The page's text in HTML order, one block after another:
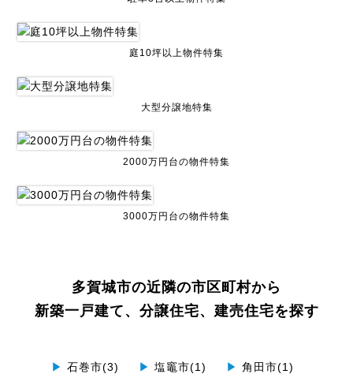
庭10坪以上物件特集
大型分譲地特集
2000万円台の物件特集
3000万円台の物件特集
多賀城市の近隣の市区町村から
新築一戸建て、分譲住宅、建売住宅を探す
▶ 石巻市(3) ▶ 塩竈市(1) ▶ 角田市(1)